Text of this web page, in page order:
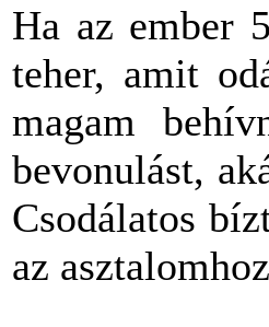
Ha az ember
teher, amit
magam
bevonulást,
Csodálatos
az